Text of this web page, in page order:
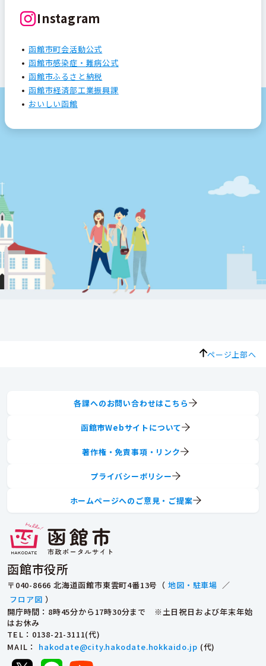
Instagram
函館市町会活動公式
函館市感染症・難病公式
函館市ふるさと納税
函館市経済部工業振興課
おいしい函館
ページ上部へ
函館市役所
〒040-8666 北海道函館市東雲町4番13号（ 地図・駐車場 ／
フロア図 ）
開庁時間：8時45分から17時30分まで ※土日祝日および年末年始
はお休み
TEL ：0138-21-3111(代)
MAIL ： hakodate@city.hakodate.hokkaido.jp (代)
各課へのお問い合わせはこちら
函館市Webサイトについて
著作権・免責事項・リンク
プライバシーポリシー
ホームページへのご意見・ご提案